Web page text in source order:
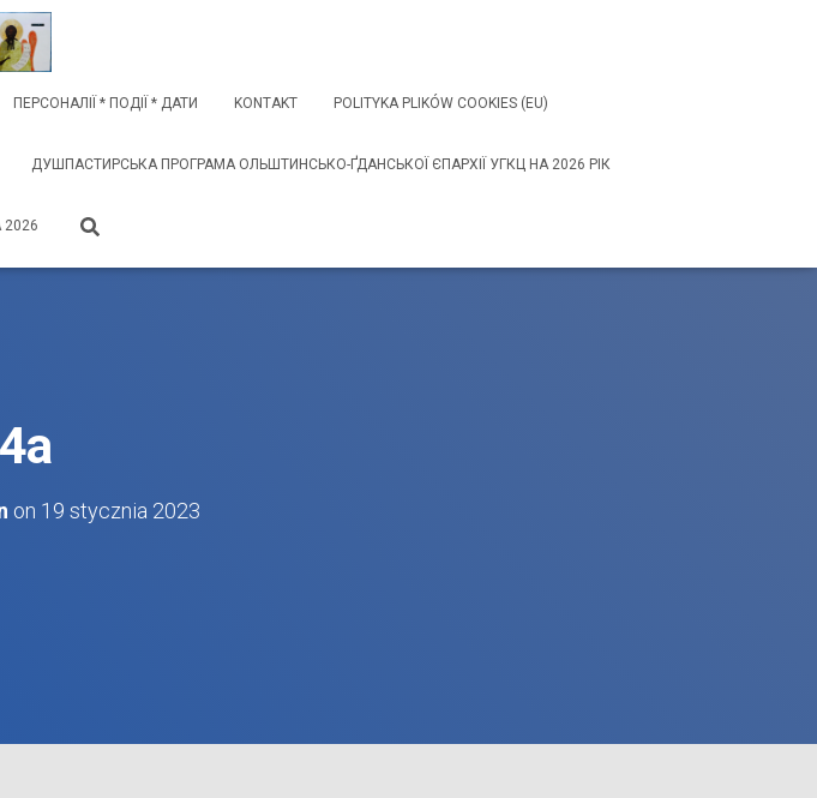
ПЕРСОНАЛІЇ * ПОДІЇ * ДАТИ KONTAKT POLITYKA PLIKÓW COOKIES (EU)
ДУШПАСТИРСЬКА ПРОГРАМА ОЛЬШТИНСЬКО-ҐДАНСЬКОЇ ЄПАРХІЇ УГКЦ НА 2026 РІК
2026
on 19 stycznia 2023